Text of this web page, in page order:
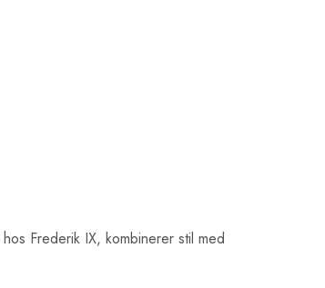
Frederik IX, kombinerer stil med